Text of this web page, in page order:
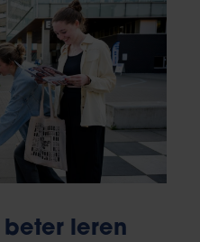
leren